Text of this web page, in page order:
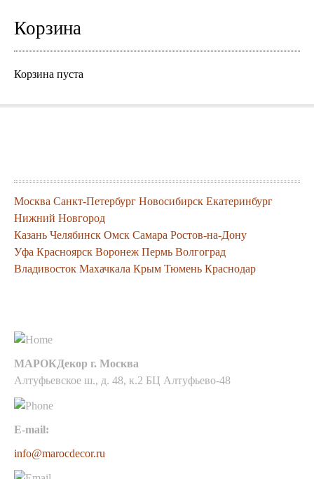
Корзина
Корзина пуста
Москва Санкт-Петербург Новосибирск Екатеринбург
Нижний Новгород
Казань Челябинск Омск Самара Ростов-на-Дону
Уфа Красноярск Воронеж Пермь Волгоград
Владивосток Махачкала Крым Тюмень Краснодар
МАРОКДекор г. Москва
Алтуфьевское ш., д. 48, к.2 БЦ Алтуфьево-48
E-mail:
info@marocdecor.ru